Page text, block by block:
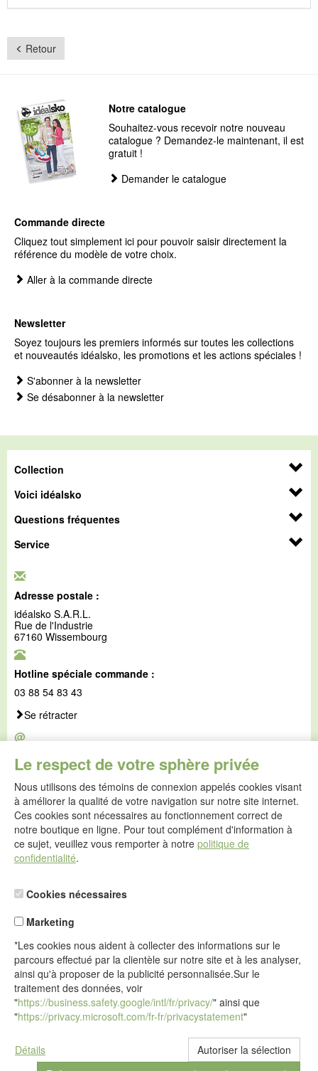
Retour
Le respect de votre sphère privée
Nous utilisons des témoins de connexion appelés cookies visant
à améliorer la qualité de votre navigation sur notre site internet.
Ces cookies sont nécessaires au fonctionnement correct de
notre boutique en ligne. Pour tout complément d'information à
ce sujet, veuillez vous remporter à notre politique de
confidentialité.
Cookies nécessaires
Marketing
*Les cookies nous aident à collecter des informations sur le
parcours effectué par la clientèle sur notre site et à les analyser,
ainsi qu'à proposer de la publicité personnalisée.Sur le
traitement des données, voir
"https://business.safety.google/intl/fr/privacy/" ainsi que
"https://privacy.microsoft.com/fr-fr/privacystatement"
Détails
Notre catalogue
Souhaitez-vous recevoir notre nouveau
catalogue ? Demandez-le maintenant, il est
gratuit !
Demander le catalogue
Commande directe
Cliquez tout simplement ici pour pouvoir saisir directement la
référence du modèle de votre choix.
Aller à la commande directe
Newsletter
Soyez toujours les premiers informés sur toutes les collections
et nouveautés idéalsko, les promotions et les actions spéciales !
S'abonner à la newsletter
Se désabonner à la newsletter
Collection
Voici idéalsko
Questions fréquentes
Service
Adresse postale :
idéalsko S.A.R.L.
Rue de l'Industrie
67160 Wissembourg
Hotline spéciale commande :
03 88 54 83 43
Se rétracter
@
service@idealsko.fr
@
Formulaire de contact
Aller au formulaire de contact